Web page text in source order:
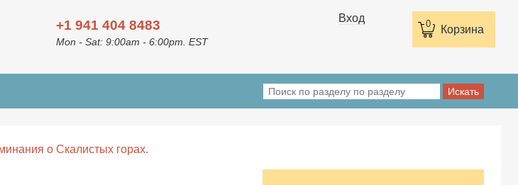
0 Корзина
+1 941 404 8483
Mon - Sat: 9:00am - 6:00pm. EST
Вход
о Скалистых горах.